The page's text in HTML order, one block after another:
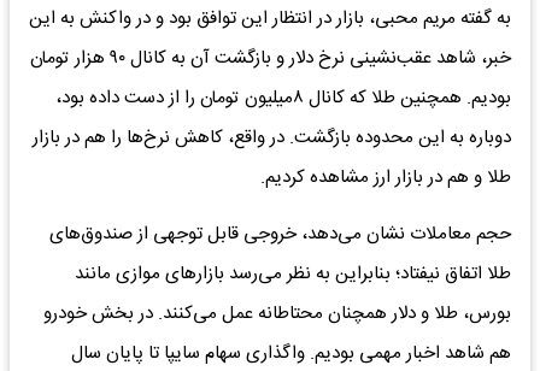
به گفته مریم محبی، بازار در انتظار این توافق بود و در واکنش به این
خبر، شاهد عقب‌نشینی نرخ دلار و بازگشت آن به کانال ۹۰ هزار تومان
بودیم. همچنین طلا که کانال ۸‌میلیون تومان را از دست داده بود،
دوباره به این محدوده بازگشت. در واقع، کاهش نرخ‌ها را هم در بازار
طلا و هم در بازار ارز مشاهده کردیم.
حجم معاملات نشان می‌دهد، خروجی قابل توجهی از صندوق‌های
طلا اتفاق نیفتاد؛ بنابراین به نظر می‌رسد بازار‌های موازی مانند
بورس، طلا و دلار همچنان محتاطانه عمل می‌کنند. در بخش خودرو
هم شاهد اخبار مهمی بودیم. واگذاری سهام سایپا تا پایان سال